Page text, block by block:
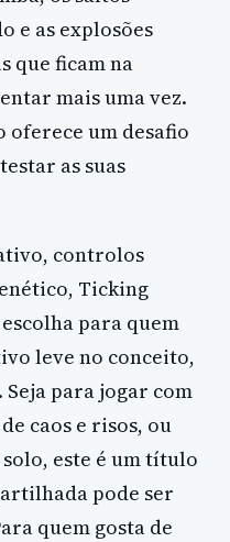
e as explosões
que ficam na
mais uma vez.
oferece um desafio
as suas
controlos
Ticking
para quem
leve no conceito,
Seja para jogar com
caos e risos, ou
este é um título
pode ser
quem gosta de